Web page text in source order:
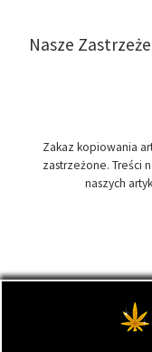
Nasze
Zakaz kopiowania
zastrzeżone. Treści
naszych
CBDLeczy.com